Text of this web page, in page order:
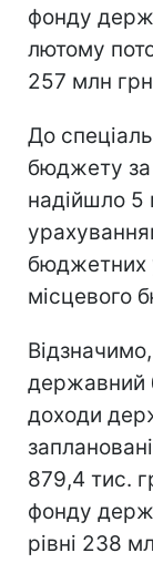
фонду
лютому
257 млн
До
бюджету за
надійшло 5
бюджетних
місцевого
державний
доходи
879,4 тис.
фонду
рівні 238